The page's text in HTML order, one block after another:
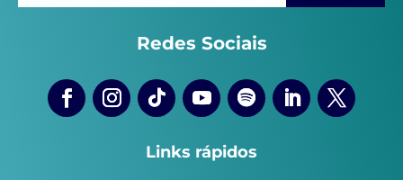
Redes Sociais
Links rápidos